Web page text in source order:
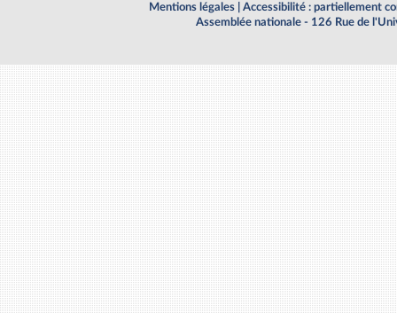
Mentions légales
Accessibilité : partiellement
Assemblée nationale - 126 Rue de